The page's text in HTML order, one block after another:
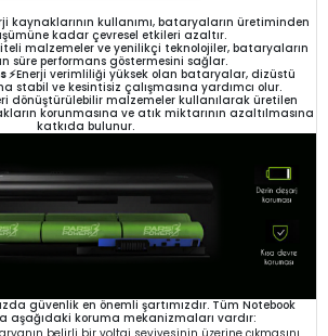
kaynaklarının kullanımı, bataryaların üretiminden
kadar çevresel etkileri azaltır.
malzemeler ve yenilikçi teknolojiler, bataryaların
süre performans göstermesini sağlar.
⚡Enerji verimliliği yüksek olan bataryalar, dizüstü
stabil ve kesintisiz çalışmasına yardımcı olur.
dönüştürülebilir malzemeler kullanılarak üretilen
korunmasına ve atık miktarının azaltılmasına
katkıda bulunur.
güvenlik en önemli şartımızdır. Tüm Notebook
aşağıdaki koruma mekanizmaları vardır: